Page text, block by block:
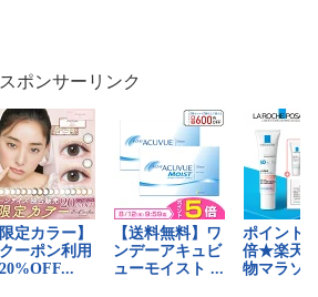
スポンサーリンク